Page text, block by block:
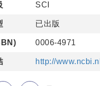
SCI
已出版
0006-4971
http://